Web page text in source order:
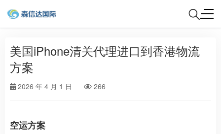
美国iPhone清关代理进口到香港物流
方案
2026 年 4 月 1 日 266
空运方案